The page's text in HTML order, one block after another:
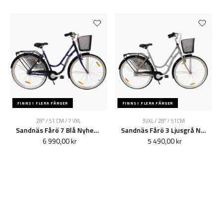
FINNS I FLERA FÄRGER
28" / 51 CM / 7 VXL
Sandnäs Fårö 7 Blå Nyhet 2026
6 990,00 kr
FINNS I FLERA FÄRGER
3VXL / 28" / 51CM
Sandnäs Fårö 3 Ljusgrå Nyhet 2026
5 490,00 kr